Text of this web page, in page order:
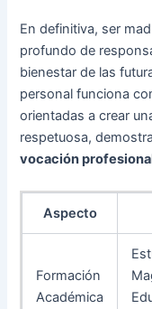
En definitiva, ser
profundo de
bienestar de las
personal funciona
orientadas a crear
respetuosa,
vocación
Aspecto
Formación
Académica